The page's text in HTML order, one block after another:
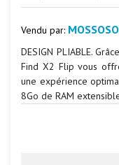
Vendu par:
DESIGN PLIABLE.
Find X2 Flip vous
une expérience
8Go de RAM